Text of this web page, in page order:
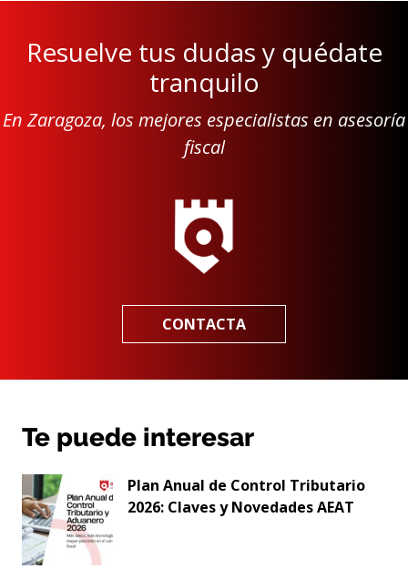
Resuelve tus dudas y quédate
tranquilo
En Zaragoza, los mejores especialistas en asesoría
fiscal
CONTACTA
Te puede interesar
Plan Anual de Control Tributario
2026: Claves y Novedades AEAT